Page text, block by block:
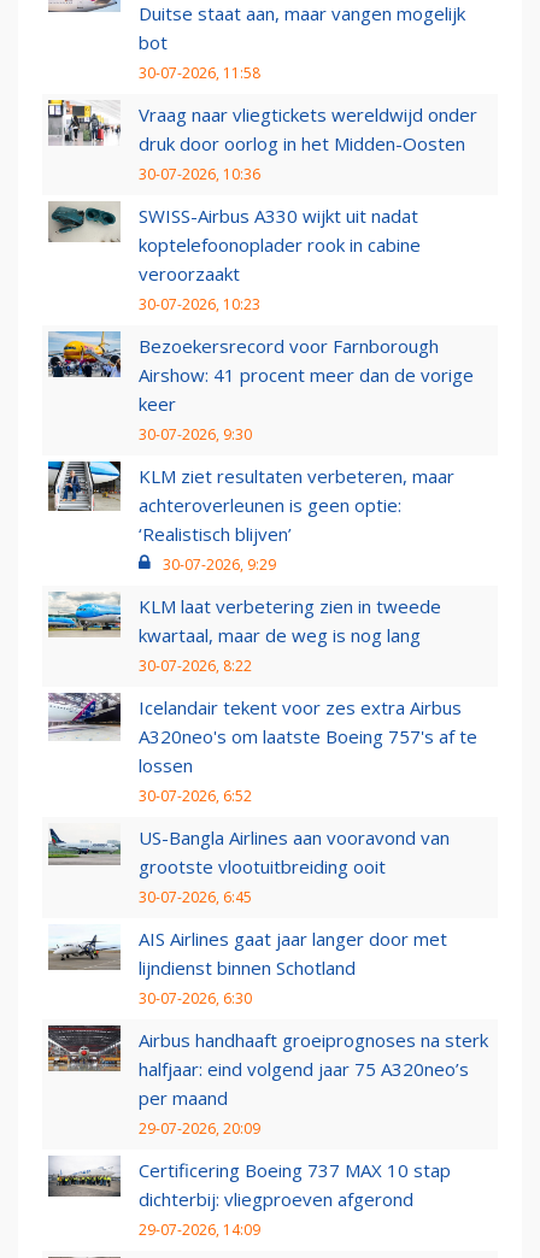
Duitse staat aan, maar vangen mogelijk
bot
30-07-2026, 11:58
Vraag naar vliegtickets wereldwijd onder
druk door oorlog in het Midden-Oosten
30-07-2026, 10:36
SWISS-Airbus A330 wijkt uit nadat
koptelefoonoplader rook in cabine
veroorzaakt
30-07-2026, 10:23
Bezoekersrecord voor Farnborough
Airshow: 41 procent meer dan de vorige
keer
30-07-2026, 9:30
KLM ziet resultaten verbeteren, maar
achteroverleunen is geen optie:
‘Realistisch blijven’
30-07-2026, 9:29
KLM laat verbetering zien in tweede
kwartaal, maar de weg is nog lang
30-07-2026, 8:22
Icelandair tekent voor zes extra Airbus
A320neo's om laatste Boeing 757's af te
lossen
30-07-2026, 6:52
US-Bangla Airlines aan vooravond van
grootste vlootuitbreiding ooit
30-07-2026, 6:45
AIS Airlines gaat jaar langer door met
lijndienst binnen Schotland
30-07-2026, 6:30
Airbus handhaaft groeiprognoses na sterk
halfjaar: eind volgend jaar 75 A320neo’s
per maand
29-07-2026, 20:09
Certificering Boeing 737 MAX 10 stap
dichterbij: vliegproeven afgerond
29-07-2026, 14:09